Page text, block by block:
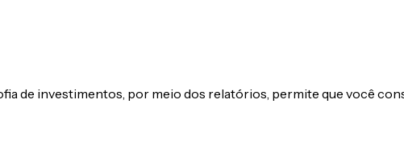
de investimentos, por meio dos relatórios, permite que você